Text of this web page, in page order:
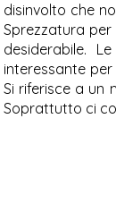
disinvolto che
Sprezzatura
desiderabile.
interessante
Si riferisce a un
Soprattutto ci